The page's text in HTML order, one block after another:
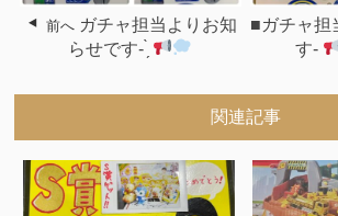
前へ ガチャ担当よりお知
らせです- ̗̀
■ガチャ担
す-
関連記事